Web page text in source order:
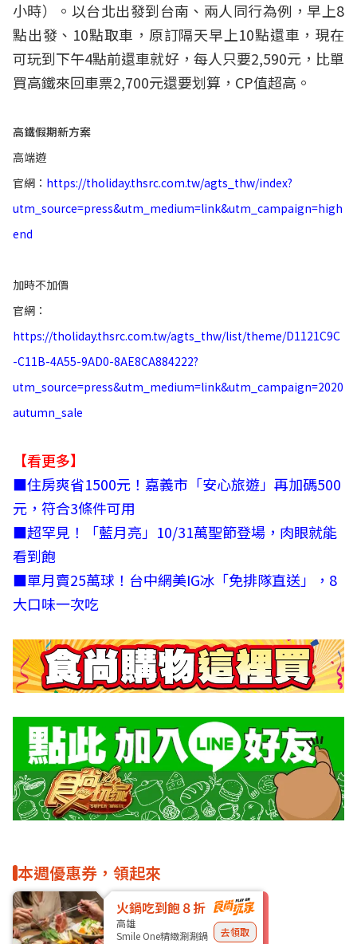
小時）。以台北出發到台南、兩人同行為例，早上8
點出發、10點取車，原訂隔天早上10點還車，現在
可玩到下午4點前還車就好，每人只要2,590元，比單
買高鐵來回車票2,700元還要划算，CP值超高。
高鐵假期新方案
高端遊
官網： https://tholiday.thsrc.com.tw/agts_thw/index?
utm_source=press&utm_medium=link&utm_campaign=high
end
加時不加價
官網：
https://tholiday.thsrc.com.tw/agts_thw/list/theme/D1121C9C
-C11B-4A55-9AD0-8AE8CA884222?
utm_source=press&utm_medium=link&utm_campaign=2020
autumn_sale
【看更多】
■住房爽省1500元！嘉義市「安心旅遊」再加碼500
元，符合3條件可用
■超罕見！「藍月亮」10/31萬聖節登場，肉眼就能
看到飽
■單月賣25萬球！台中網美IG冰「免排隊直送」，8
大口味一次吃
本週優惠券，領起來
火鍋吃到飽８折
高雄
Smile One精緻涮涮鍋
去領取